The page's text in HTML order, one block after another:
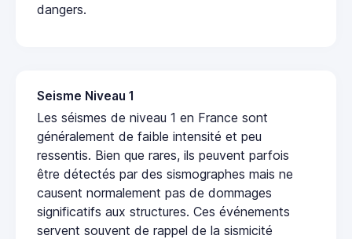
dangers.
Seisme Niveau 1
Les séismes de niveau 1 en France sont
généralement de faible intensité et peu
ressentis. Bien que rares, ils peuvent parfois
être détectés par des sismographes mais ne
causent normalement pas de dommages
significatifs aux structures. Ces événements
servent souvent de rappel de la sismicité